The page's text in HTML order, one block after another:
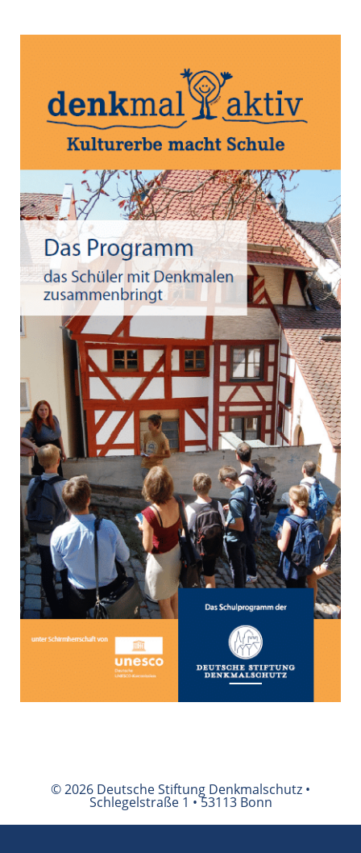
© 2026 Deutsche Stiftung Denkmalschutz •
Schlegelstraße 1 • 53113 Bonn